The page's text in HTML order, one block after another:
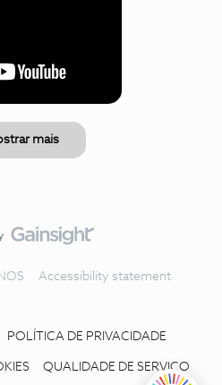
mais
Accessibility statement
POLÍTICA DE PRIVACIDADE
QUALIDADE DE SERVIÇO